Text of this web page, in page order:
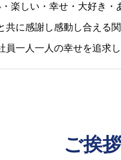
楽しい・幸せ・大好き・
共に感謝し感動し合える
員一人一人の幸せを追求し
ご挨拶